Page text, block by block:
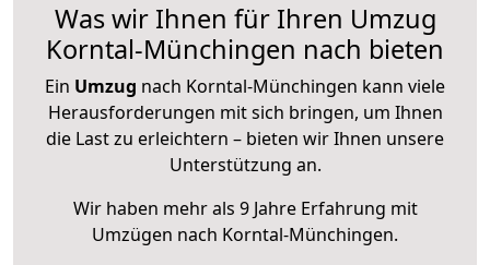
Was wir Ihnen für Ihren Umzug
Korntal-Münchingen nach bieten
Ein Umzug nach Korntal-Münchingen kann viele
Herausforderungen mit sich bringen, um Ihnen
die Last zu erleichtern – bieten wir Ihnen unsere
Unterstützung an.
Wir haben mehr als 9 Jahre Erfahrung mit
Umzügen nach Korntal-Münchingen.